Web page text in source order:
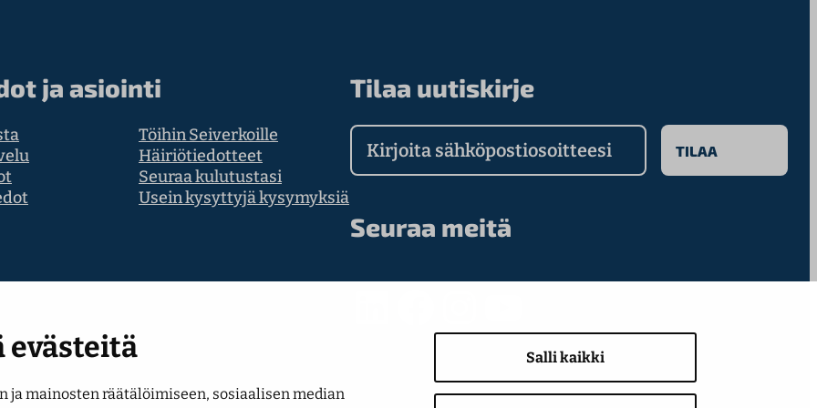
evästeitä
ja mainosten räätälöimiseen, sosiaalisen median
Salli kaikki
ja asiointi
Töihin Seiverkoille
Häiriötiedotteet
Seuraa kulutustasi
Usein kysyttyjä kysymyksiä
Tilaa uutiskirje
Kirjoita sähköpostiosoitteesi
Seuraa meitä